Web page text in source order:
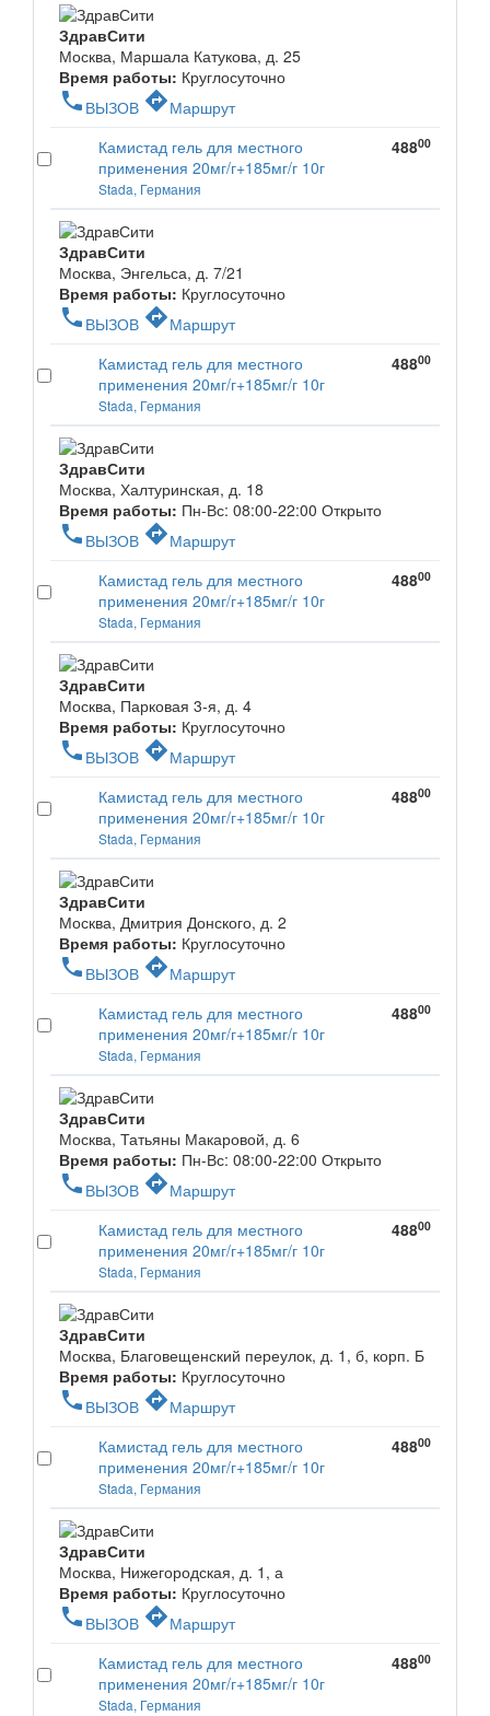
ЗдравСити
Москва, Маршала Катукова, д. 25
Время работы: Круглосуточно
phone ВЫЗОВ directionsМаршрут
Камистад гель для местного
применения 20мг/г+185мг/г 10г
Stada, Германия
48800
ЗдравСити
Москва, Энгельса, д. 7/21
Время работы: Круглосуточно
phone ВЫЗОВ directionsМаршрут
Камистад гель для местного
применения 20мг/г+185мг/г 10г
Stada, Германия
48800
ЗдравСити
Москва, Халтуринская, д. 18
Время работы: Пн-Вс: 08:00-22:00 Открыто
phone ВЫЗОВ directionsМаршрут
Камистад гель для местного
применения 20мг/г+185мг/г 10г
Stada, Германия
48800
ЗдравСити
Москва, Парковая 3-я, д. 4
Время работы: Круглосуточно
phone ВЫЗОВ directionsМаршрут
Камистад гель для местного
применения 20мг/г+185мг/г 10г
Stada, Германия
48800
ЗдравСити
Москва, Дмитрия Донского, д. 2
Время работы: Круглосуточно
phone ВЫЗОВ directionsМаршрут
Камистад гель для местного
применения 20мг/г+185мг/г 10г
Stada, Германия
48800
ЗдравСити
Москва, Татьяны Макаровой, д. 6
Время работы: Пн-Вс: 08:00-22:00 Открыто
phone ВЫЗОВ directionsМаршрут
Камистад гель для местного
применения 20мг/г+185мг/г 10г
Stada, Германия
48800
ЗдравСити
Москва, Благовещенский переулок, д. 1, б, корп. Б
Время работы: Круглосуточно
phone ВЫЗОВ directionsМаршрут
Камистад гель для местного
применения 20мг/г+185мг/г 10г
Stada, Германия
48800
ЗдравСити
Москва, Нижегородская, д. 1, а
Время работы: Круглосуточно
phone ВЫЗОВ directionsМаршрут
Камистад гель для местного
применения 20мг/г+185мг/г 10г
Stada, Германия
48800